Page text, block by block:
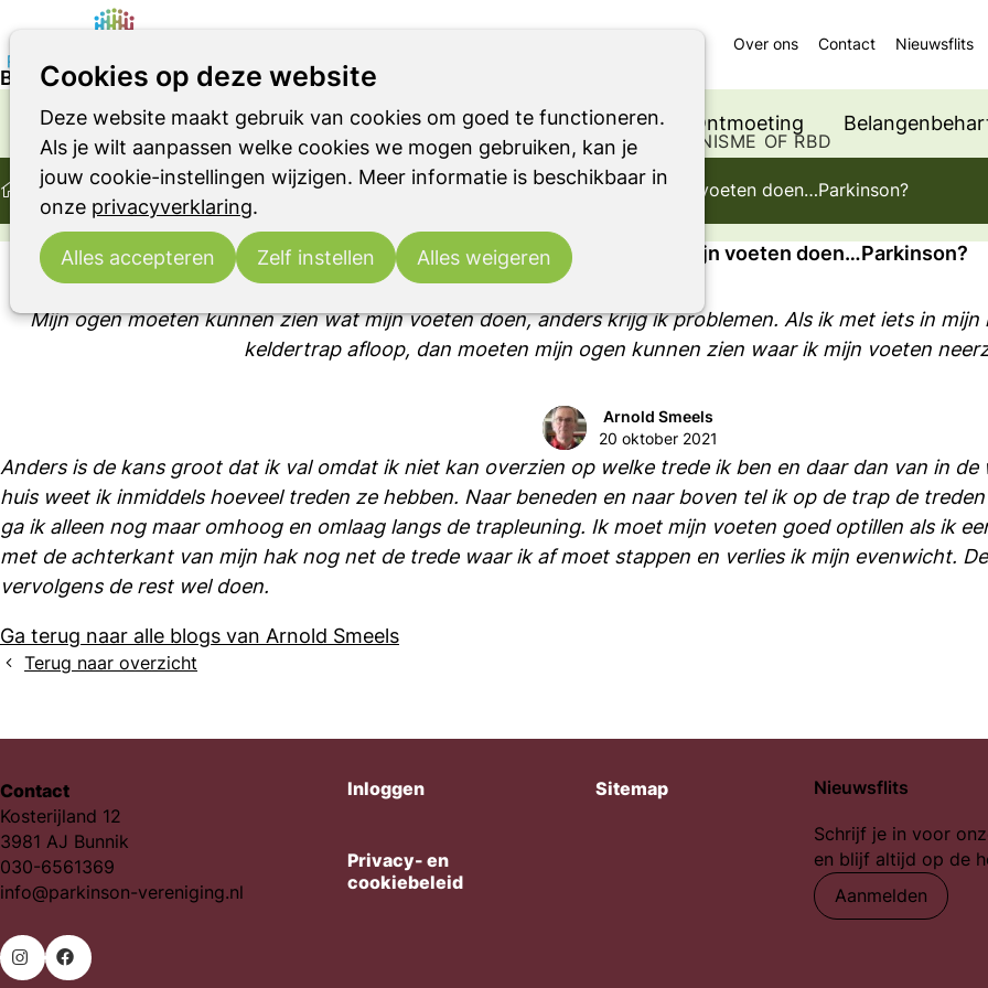
Cookies op deze website
Deze website maakt gebruik van cookies om goed te functioneren.
Als je wilt aanpassen welke cookies we mogen gebruiken, kan je
jouw cookie-instellingen wijzigen. Meer informatie is beschikbaar in
onze privacyverklaring.
Alles accepteren Zelf instellen Alles weigeren
Home
Parkinson Parkinsonismen RBD Ondersteuning Ontmoeting
Over ons Contact Nieuwsflits
Ontmoeting Ervaringsverhalen Blog: Als mijn ogen niet kunnen zien wat mijn voeten doen…Parkinson?
Blog: Als mijn ogen niet kunnen zien wat mijn voeten doen…Parkinson?
OVER LEVEN MET DE ZIEKTE VAN PARKINSON OF EEN ANDER PARKINSONISME OF RBD
Ervaringsverhaal
Blog: Als mijn ogen niet kunnen zien wat mijn voeten doen…Parkinson?
Mijn ogen moeten kunnen zien wat mijn voeten doen, anders krijg ik problemen. Als ik met iets in
keldertrap afloop, dan moeten mijn ogen kunnen zien waar ik mijn voeten
Arnold Smeels
20 oktober 2021
Anders is de kans groot dat ik val omdat ik niet kan overzien op welke trede ik ben en daar dan van in de
huis weet ik inmiddels hoeveel treden ze hebben. Naar beneden en naar boven tel ik op de trap de
ga ik alleen nog maar omhoog en omlaag langs de trapleuning. Ik moet mijn voeten goed optillen als ik
met de achterkant van mijn hak nog net de trede waar ik af moet stappen en verlies ik mijn evenwicht.
vervolgens de rest wel doen.
Ga terug naar alle blogs van Arnold Smeels
Terug naar overzicht
Contact
Kosterijland 12
3981 AJ Bunnik
030-6561369
info@parkinson-vereniging.nl
Inloggen Sitemap
Privacy- en
cookiebeleid
Nieuwsflits
Schrijf je in voor
en blijf altijd op de
Aanmelden